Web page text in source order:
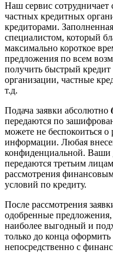
Наш сервис
частных кредитных
кредиторами.
специалистом, который
максимально короткое
предложения по всем
получить быстрый
организации, частные
т.д.
Подача заявки абсолютно
передаются по
можете не беспокоиться
информации. Любая
конфиденциальной. Ваши
передаются третьим
рассмотрения
условий по кредиту.
После рассмотрения
одобренные предложения,
наиболее выгодный и
только до конца оформить
непосредственно с